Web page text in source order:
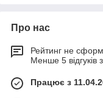
Про нас
Рейтинг не
Менше 5 відгуків
Працює з